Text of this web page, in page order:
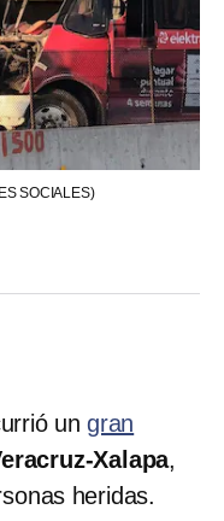
SOCIALES)
un gran
Xalapa,
heridas.